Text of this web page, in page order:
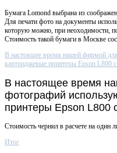
Бумага Lomond выбрана из
Для печати фото на документы
которую можно, при неоходимости,
Стоимость такой бумаги в Москве
В настоящее время нашей фирмой
картриджевые принтеры Epson L800
В настоящее время
фотографий
принтеры Epson
Стоимость чернил в расчете на один
Итог